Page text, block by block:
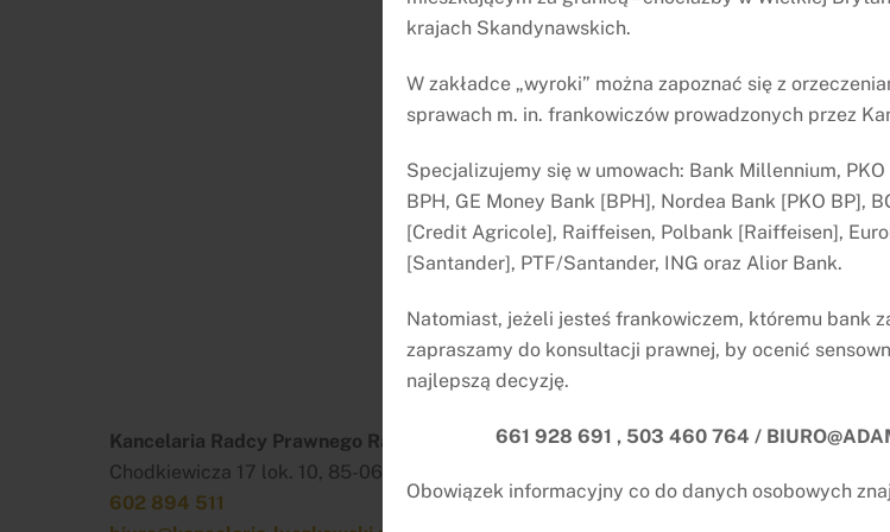
krajach Skandynawskich.
W zakładce „wyroki” można zapoznać się z
sprawach m. in. frankowiczów prowadzonych przez
Specjalizujemy się w umowach: Bank Millennium,
BPH, GE Money Bank [BPH], Nordea Bank [PKO BP],
[Credit Agricole], Raiffeisen, Polbank [Raiffeisen],
[Santander], PTF/Santander, ING oraz Alior Bank.
Natomiast, jeżeli jesteś frankowiczem, któremu bank
zapraszamy do konsultacji prawnej, by ocenić
najlepszą decyzję.
661 928 691 , 503 460 764 /
Obowiązek informacyjny co do danych osobowych
Kancelaria Radcy Prawnego Rafał Łuczkowski
Chodkiewicza 17 lok. 10, 85-065 Bydgoszcz
602 894 511